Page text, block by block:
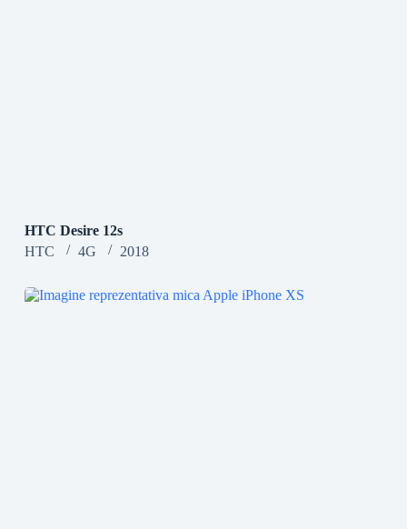
HTC Desire 12s
HTC
4G 2018